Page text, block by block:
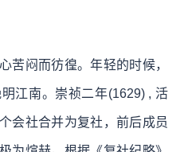
苦闷而彷徨。年轻的时候，
江南。崇祯二年(1629) , 活
会社合并为复社，前后成员